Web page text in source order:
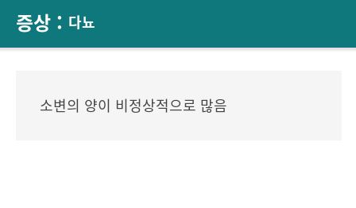
증상 : 다뇨
소변의 양이 비정상적으로 많음